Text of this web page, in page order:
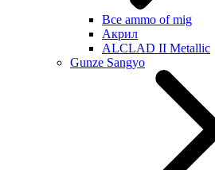
Все ammo of mig
Акрил
ALCLAD II Metallic
Gunze Sangyo